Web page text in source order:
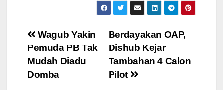
Post
navigation
Berdayakan OAP,
Dishub Kejar
Tambahan 4 Calon
Pilot
Wagub Yakin
Pemuda PB Tak
Mudah Diadu
Domba